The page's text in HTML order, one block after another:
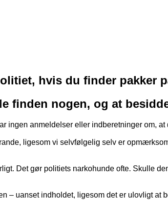
hvis du finder pakker
finden nogen, og at
ingen anmeldelser eller indberetninger om,
ligesom vi selvfølgelig selv er
Det gør politiets narkohunde ofte. Skulle
– uanset indholdet, ligesom det er ulovligt at